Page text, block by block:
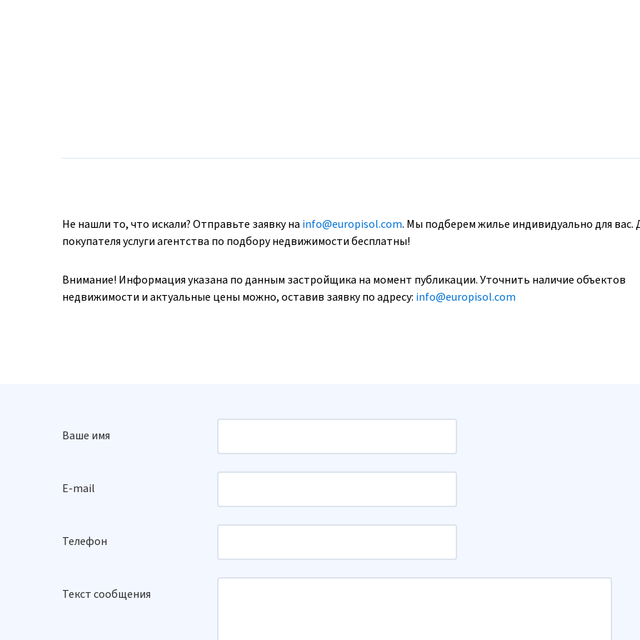
Не нашли то, что искали? Отправьте заявку наinfo@europisol.com. Мы подберем жилье индивидуально для вас.
покупателя услуги агентства по подбору недвижимости бесплатны!
Внимание! Информация указана по данным застройщика на момент публикации. Уточнить наличие объектов
недвижимости и актуальные цены можно, оставив заявку по адресу: info@europisol.com
Ваше имя
E-mail
Телефон
Текст сообщения